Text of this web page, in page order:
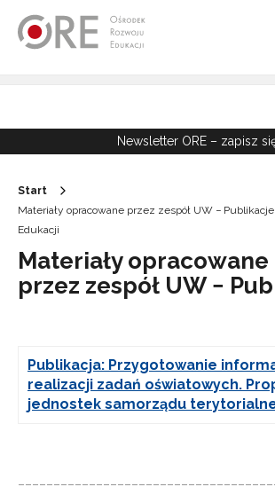
Newsletter ORE – zapisz
Start
Materiały opracowane przez zespół UW −
Edukacji
Materiały opracowane
przez zespół UW −
Publikacja: Przygotowanie
realizacji zadań oświatowych.
jednostek samorządu